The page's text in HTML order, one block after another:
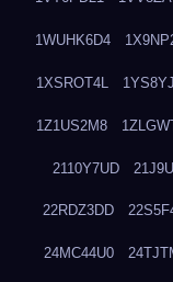
1WUHK6D4
1XSROT4L
1Z1US2M8
2110Y7UD
22RDZ3DD
24MC44U0